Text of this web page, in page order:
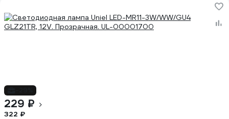
229 ₽
322 ₽